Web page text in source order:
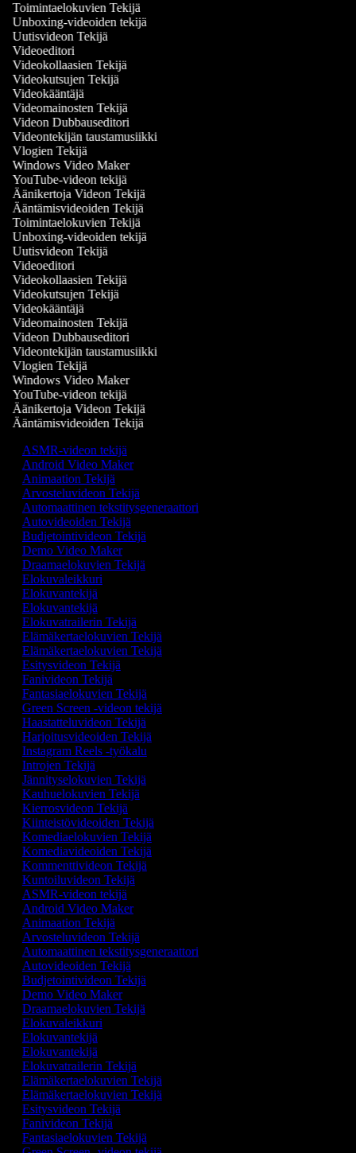
Toimintaelokuvien Tekijä
Unboxing-videoiden tekijä
Uutisvideon Tekijä
Videoeditori
Videokollaasien Tekijä
Videokutsujen Tekijä
Videokääntäjä
Videomainosten Tekijä
Videon Dubbauseditori
Videontekijän taustamusiikki
Vlogien Tekijä
Windows Video Maker
YouTube-videon tekijä
Äänikertoja Videon Tekijä
Ääntämisvideoiden Tekijä
Toimintaelokuvien Tekijä
Unboxing-videoiden tekijä
Uutisvideon Tekijä
Videoeditori
Videokollaasien Tekijä
Videokutsujen Tekijä
Videokääntäjä
Videomainosten Tekijä
Videon Dubbauseditori
Videontekijän taustamusiikki
Vlogien Tekijä
Windows Video Maker
YouTube-videon tekijä
Äänikertoja Videon Tekijä
Ääntämisvideoiden Tekijä
ASMR-videon tekijä
Android Video Maker
Animaation Tekijä
Arvosteluvideon Tekijä
Automaattinen tekstitysgeneraattori
Autovideoiden Tekijä
Budjetointivideon Tekijä
Demo Video Maker
Draamaelokuvien Tekijä
Elokuvaleikkuri
Elokuvantekijä
Elokuvantekijä
Elokuvatrailerin Tekijä
Elämäkertaelokuvien Tekijä
Elämäkertaelokuvien Tekijä
Esitysvideon Tekijä
Fanivideon Tekijä
Fantasiaelokuvien Tekijä
Green Screen -videon tekijä
Haastatteluvideon Tekijä
Harjoitusvideoiden Tekijä
Instagram Reels -työkalu
Introjen Tekijä
Jännityselokuvien Tekijä
Kauhuelokuvien Tekijä
Kierrosvideon Tekijä
Kiinteistövideoiden Tekijä
Komediaelokuvien Tekijä
Komediavideoiden Tekijä
Kommenttivideon Tekijä
Kuntoiluvideon Tekijä
ASMR-videon tekijä
Android Video Maker
Animaation Tekijä
Arvosteluvideon Tekijä
Automaattinen tekstitysgeneraattori
Autovideoiden Tekijä
Budjetointivideon Tekijä
Demo Video Maker
Draamaelokuvien Tekijä
Elokuvaleikkuri
Elokuvantekijä
Elokuvantekijä
Elokuvatrailerin Tekijä
Elämäkertaelokuvien Tekijä
Elämäkertaelokuvien Tekijä
Esitysvideon Tekijä
Fanivideon Tekijä
Fantasiaelokuvien Tekijä